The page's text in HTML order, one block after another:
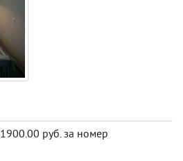
1900.00 руб. за номер